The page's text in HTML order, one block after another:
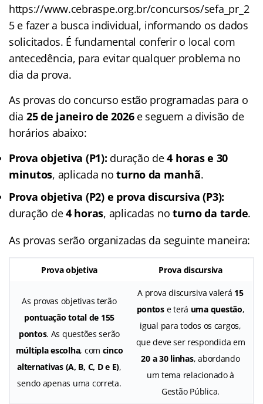
https://www.cebraspe.org.br/concursos/sefa_pr_2
5 e fazer a busca individual, informando os dados
solicitados. É fundamental conferir o local com
antecedência, para evitar qualquer problema no
dia da prova.
As provas do concurso estão programadas para o
dia 25 de janeiro de 2026e seguem a divisão de
horários abaixo:
Prova objetiva (P1): duração de4 horas e 30
minutos, aplicada noturno da manhã.
Prova objetiva (P2) e prova discursiva (P3):
duração de4 horas, aplicadas noturno da tarde.
As provas serão organizadas da seguinte maneira:
Prova objetiva Prova discursiva
As provas objetivas terão
pontuação total de 155
pontos. As questões serão
múltipla escolha, com cinco
alternativas (A, B, C, D e E),
sendo apenas uma correta.
A prova discursiva valerá 15
pontose terá uma questão,
igual para todos os cargos,
que deve ser respondida em
20 a 30 linhas, abordando
um tema relacionado à
Gestão Pública.